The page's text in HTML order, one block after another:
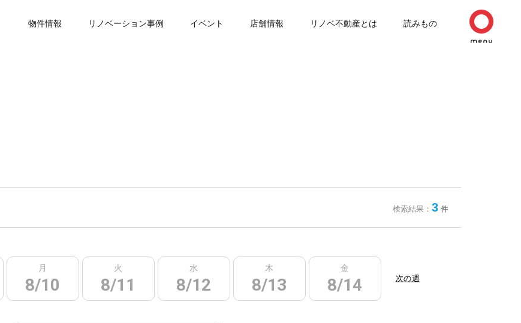
物件情報 リノベーション事例 イベント 店舗情報 リノベ不動産とは 読みもの
検索結果： 3 件
月
8/10
火
8/11
水
8/12
木
8/13
金
8/14 8/15
次の週